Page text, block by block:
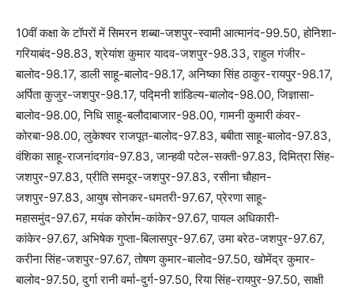
10वीं कक्षा के टॉपरों में सिमरन शब्बा-जशपुर-स्वामी आत्मानंद-99.50, होनिशा-
गरियाबंद-98.83, श्रेयांश कुमार यादव-जशपुर-98.33, राहुल गंजीर-
बालोद-98.17, डाली साहू-बालोद-98.17, अनिष्का सिंह ठाकुर-रायपुर-98.17,
अर्पिता कुजुर-जशपुर-98.17, पद्मिनी शांडिल्य-बालोद-98.00, जिज्ञासा-
बालोद-98.00, निधि साहू-बलौदाबाजार-98.00, गामनी कुमारी कंवर-
कोरबा-98.00, लुकेश्वर राजपूत-बालोद-97.83, बबीता साहू-बालोद-97.83,
वंशिका साहू-राजनांदगांव-97.83, जान्हवी पटेल-सक्ती-97.83, दिमित्रा सिंह-
जशपुर-97.83, प्रीति समदूर-जशपुर-97.83, रसीना चौहान-
जशपुर-97.83, आयुष सोनकर-धमतरी-97.67, प्रेरणा साहू-
महासमुंद-97.67, मयंक कोर्राम-कांकेर-97.67, पायल अधिकारी-
कांकेर-97.67, अभिषेक गुप्ता-बिलासपुर-97.67, उमा बरेठ-जशपुर-97.67,
करीना सिंह-जशपुर-97.67, तोषण कुमार-बालोद-97.50, खोमेंद्र कुमार-
बालोद-97.50, दुर्गा रानी वर्मा-दुर्ग-97.50, रिया सिंह-रायपुर-97.50, साक्षी